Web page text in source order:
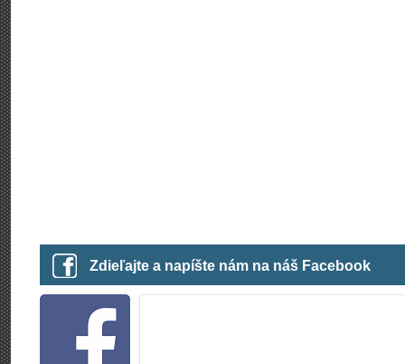
Zdieľajte a napíšte nám na náš Facebook